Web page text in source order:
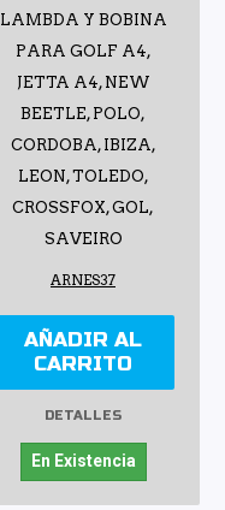
LAMBDA Y BOBINA
PARA GOLF A4,
JETTA A4, NEW
BEETLE, POLO,
CORDOBA, IBIZA,
LEON, TOLEDO,
CROSSFOX, GOL,
SAVEIRO
ARNES37
AÑADIR AL
CARRITO
DETALLES
En Existencia